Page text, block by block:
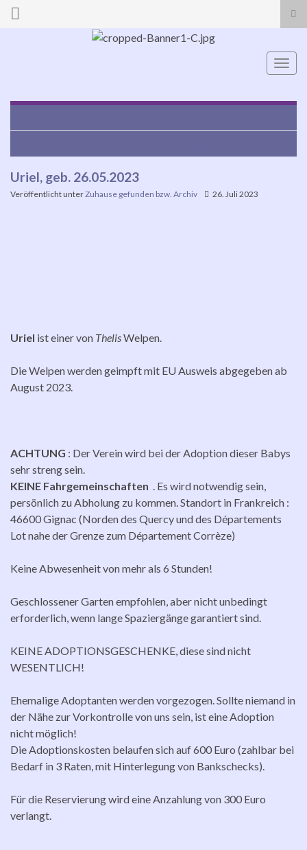
Search for:
Uriel, geb. 26.05.2023
Veröffentlicht unterZuhause gefunden bzw. Archiv 26. Juli 2023
Uriel ist einer von ThelisWelpen.
Die Welpen werden geimpft mit EU Ausweis abgegeben ab
August 2023.
ACHTUNG : Der Verein wird bei der Adoption dieser Babys
sehr streng sein.
KEINE Fahrgemeinschaften . Es wird notwendig sein,
persönlich zu Abholung zu kommen. Standort in Frankreich :
46600 Gignac (Norden des Quercy und des Départements
Lot nahe der Grenze zum Département Corrèze)
Keine Abwesenheit von mehr als 6 Stunden!
Geschlossener Garten empfohlen, aber nicht unbedingt
erforderlich, wenn lange Spaziergänge garantiert sind.
KEINE ADOPTIONSGESCHENKE, diese sind nicht
WESENTLICH!
Ehemalige Adoptanten werden vorgezogen. Sollte niemand in
der Nähe zur Vorkontrolle von uns sein, ist eine Adoption
nicht möglich!
Die Adoptionskosten belaufen sich auf 600 Euro (zahlbar bei
Bedarf in 3 Raten, mit Hinterlegung von Bankschecks).
Für die Reservierung wird eine Anzahlung von 300 Euro
verlangt.